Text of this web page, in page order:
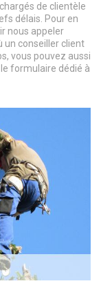
de clientèle
délais. Pour en
nous appeler
un conseiller client
vous pouvez aussi
formulaire dédié à